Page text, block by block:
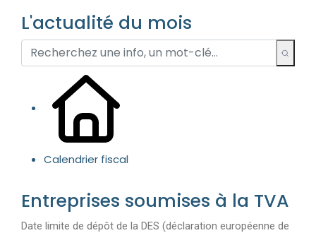
L'actualité du mois
Calendrier fiscal
Entreprises soumises à la TVA
Date limite de dépôt de la DES (déclaration européenne de